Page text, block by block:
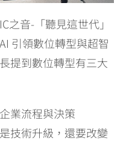
之音-「聽見這世代」
引領數位轉型與超智
提到數位轉型有三大
業流程與決策
技術升級，還要改變